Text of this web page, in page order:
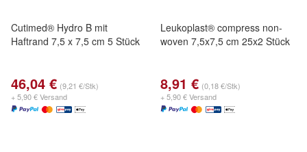
Cutimed® Hydro B mit
Haftrand 7,5 x 7,5 cm 5 Stück
46,04 € (9,21 €/Stk)
+ 5,90 € Versand
Leukoplast® compress non-
woven 7,5x7,5 cm 25x2 Stück
8,91 € (0,18 €/Stk)
+ 5,90 € Versand